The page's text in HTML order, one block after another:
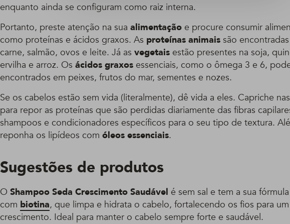
enquanto ainda se configuram como raiz interna.
Portanto, preste atenção na sua alimentação e procure consumir
como proteínas e ácidos graxos. As proteínas animais são
carne, salmão, ovos e leite. Já as vegetais estão presentes na soja,
ervilha e arroz. Os ácidos graxos essenciais, como o ômega 3 e 6,
encontrados em peixes, frutos do mar, sementes e nozes.
Se os cabelos estão sem vida (literalmente), dê vida a eles. Capriche
para repor as proteínas que são perdidas diariamente das fibras
shampoos e condicionadores específicos para o seu tipo de textura.
reponha os lipídeos com óleos essenciais.
Sugestões de produtos
O Shampoo Seda Crescimento Saudável é sem sal e tem a sua
com biotina, que limpa e hidrata o cabelo, fortalecendo os fios para
crescimento. Ideal para manter o cabelo sempre forte e saudável.